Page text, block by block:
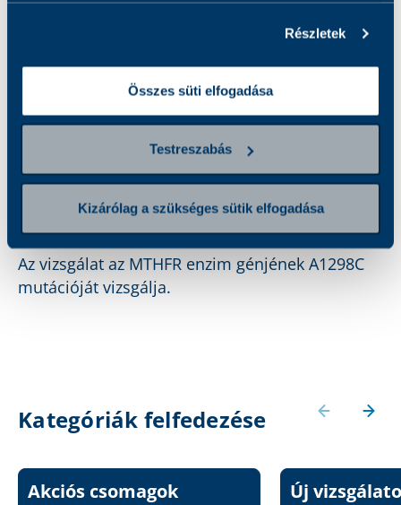
Részletek
Összes süti elfogadása
Testreszabás
Kizárólag a szükséges sütik elfogadása
A vizsgálatról
Mintával kapcsolatos információk
Mit vizsgálunk?
Az vizsgálat az MTHFR enzim génjének A1298C
mutációját vizsgálja.
Kategóriák felfedezése
Akciós csomagok
Új